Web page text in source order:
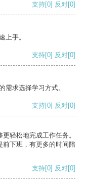
支持[0] 反对[0]
上手。
支持[0] 反对[0]
需求选择学习方式。
支持[0] 反对[0]
轻松地完成工作任务。
前下班，有更多的时间陪
支持[0] 反对[0]